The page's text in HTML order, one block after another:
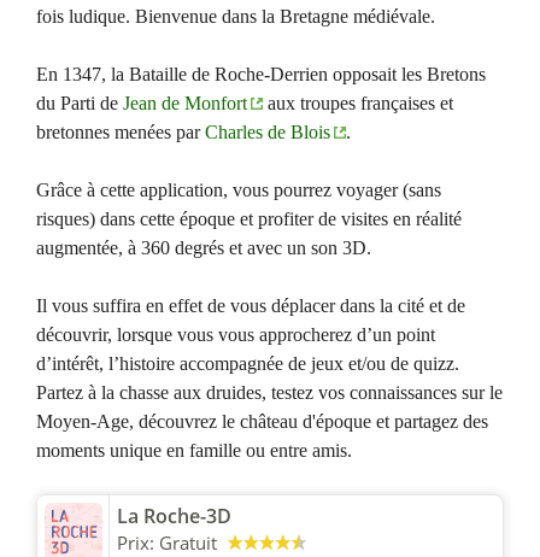
fois ludique. Bienvenue dans la Bretagne médiévale.
En 1347, la Bataille de Roche-Derrien opposait les Bretons
du Parti de Jean de Monfort
aux troupes françaises et
bretonnes menées parCharles de Blois .
Grâce à cette application, vous pourrez voyager (sans
risques) dans cette époque et profiter de visites en réalité
augmentée, à 360 degrés et avec un son 3D.
Il vous suffira en effet de vous déplacer dans la cité et de
découvrir, lorsque vous vous approcherez d’un point
d’intérêt, l’histoire accompagnée de jeux et/ou de quizz.
Partez à la chasse aux druides, testez vos connaissances sur le
Moyen-Age, découvrez le château d'époque et partagez des
moments unique en famille ou entre amis.
La Roche-3D
Prix: Gratuit